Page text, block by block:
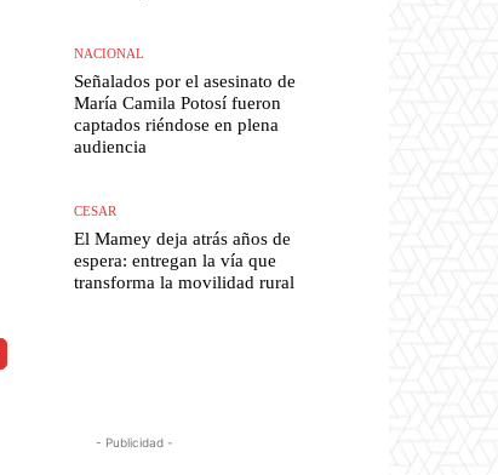
NACIONAL
Señalados por el asesinato de
María Camila Potosí fueron
captados riéndose en plena
audiencia
CESAR
El Mamey deja atrás años de
espera: entregan la vía que
transforma la movilidad rural
- Publicidad -